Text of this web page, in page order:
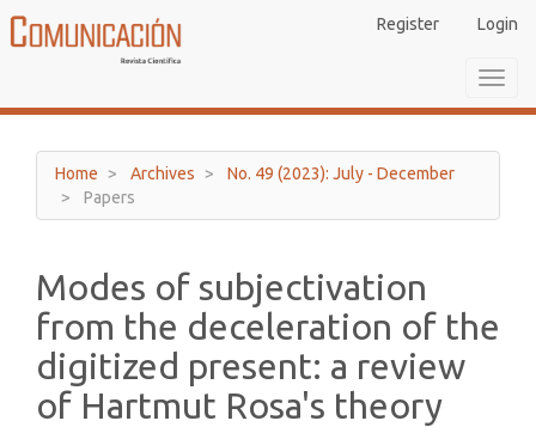
Navigation
Sidebar
Register Login
Home Archives
No. 49 (2023): July - December
Papers
Modes of subjectivation
from the deceleration of the
digitized present: a review
of Hartmut Rosa's theory